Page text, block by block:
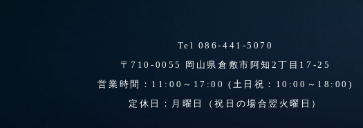
Tel 086-441-5070
〒710-0055 岡山県倉敷市阿知2丁目17-25
営業時間：11:00～17:00 (土日祝：10:00～18:00)
定休日：月曜日（祝日の場合翌火曜日）